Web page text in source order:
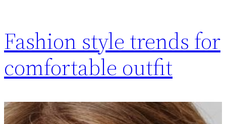
Fashion style trends for
comfortable outfit